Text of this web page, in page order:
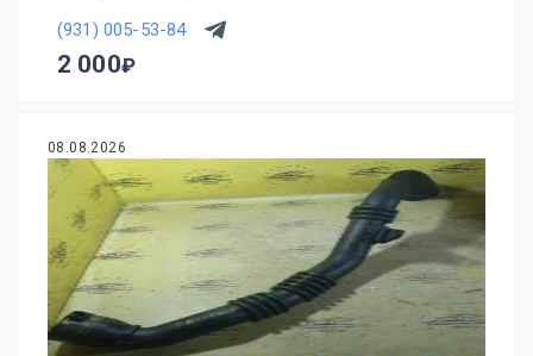
(931) 005-53-84
2 000
08.08.2026